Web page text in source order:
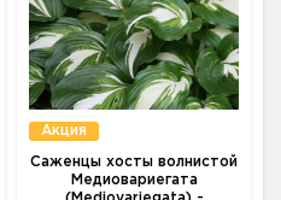
Акция
Саженцы хосты волнистой
Медиовариегата